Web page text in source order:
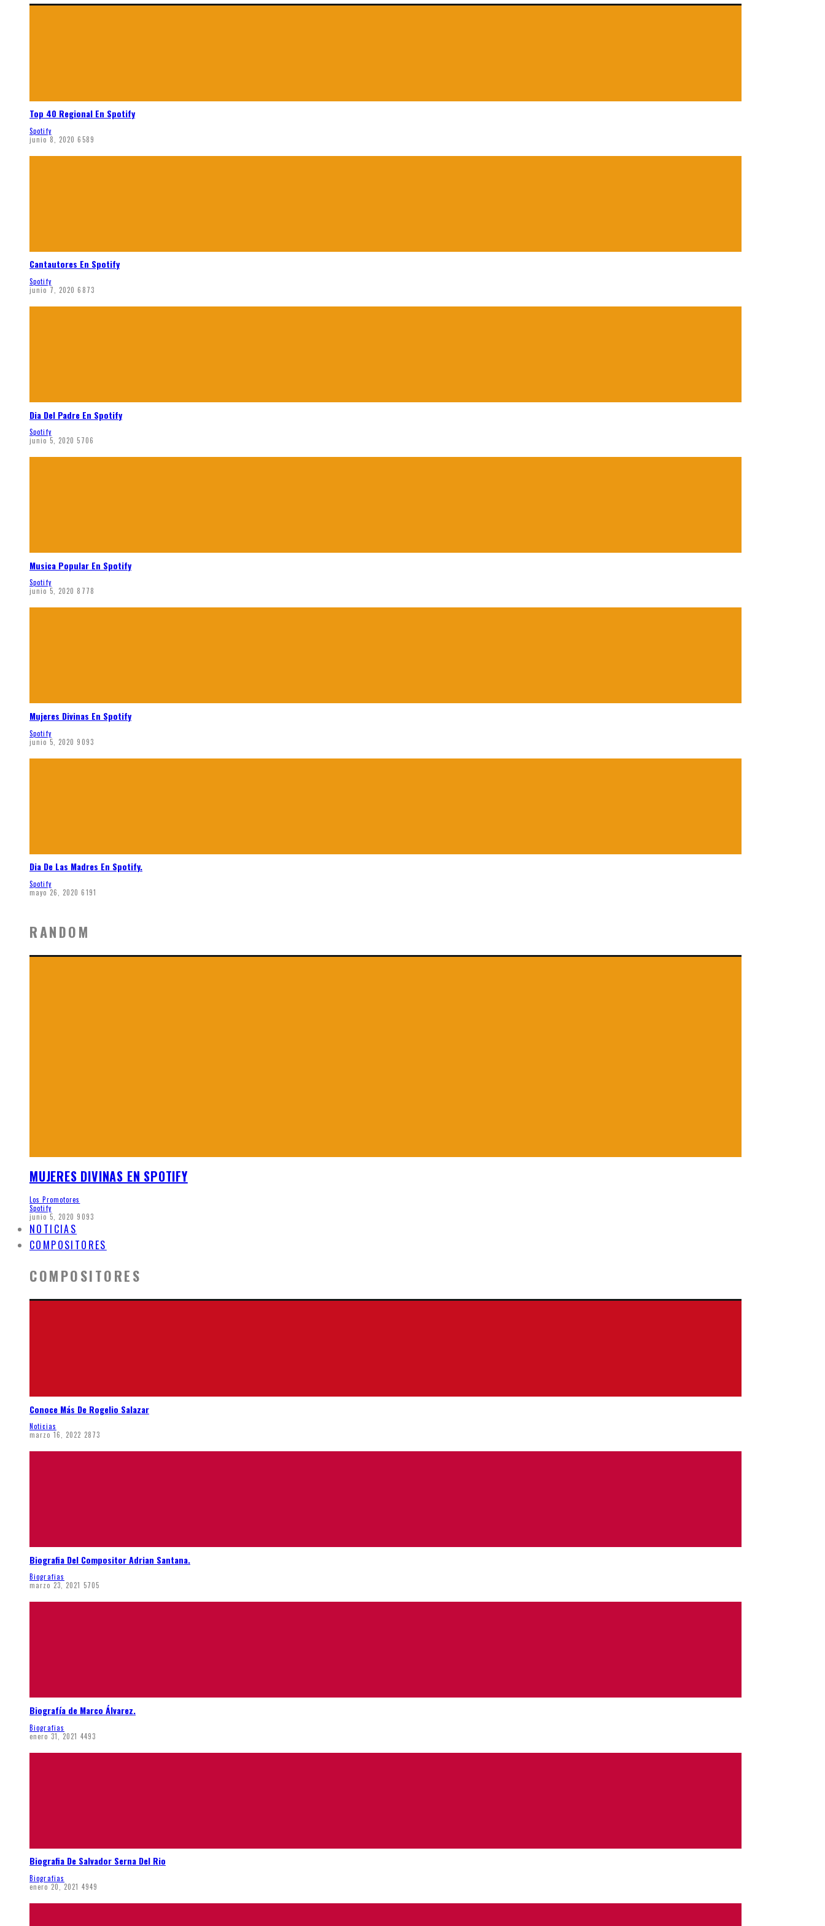
Top 40 Regional En Spotify
Spotify
junio 8, 2020 6589
Cantautores En Spotify
Spotify
junio 7, 2020 6873
Dia Del Padre En Spotify
Spotify
junio 5, 2020 5706
Musica Popular En Spotify
Spotify
junio 5, 2020 8778
Mujeres Divinas En Spotify
Spotify
junio 5, 2020 9093
Dia De Las Madres En Spotify.
Spotify
mayo 26, 2020 6191
RANDOM
MUJERES DIVINAS EN SPOTIFY
Los Promotores
Spotify
junio 5, 2020 9093
NOTICIAS
COMPOSITORES
COMPOSITORES
Conoce Más De Rogelio Salazar
Noticias
marzo 16, 2022 2873
Biografia Del Compositor Adrian Santana.
Biografias
marzo 23, 2021 5705
Biografía de Marco Álvarez.
Biografias
enero 31, 2021 4493
Biografia De Salvador Serna Del Rio
Biografias
enero 20, 2021 4949